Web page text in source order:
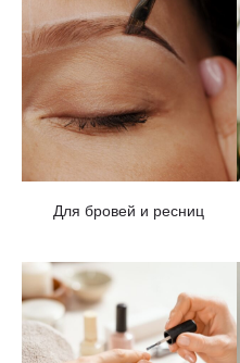
Для бровей и ресниц